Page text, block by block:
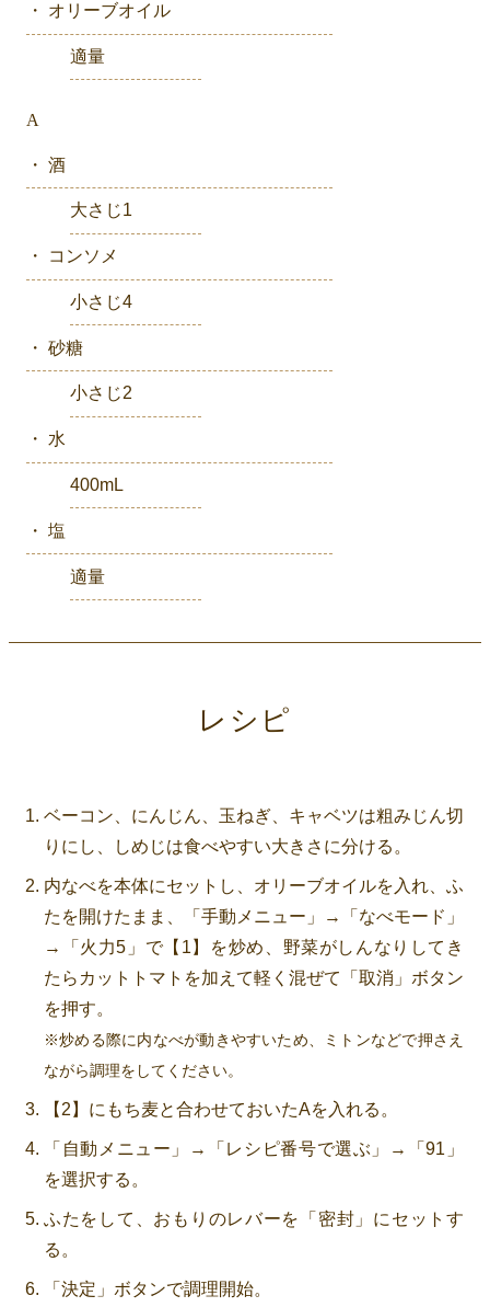
・ オリーブオイル
適量
A
・ 酒
大さじ1
・ コンソメ
小さじ4
・ 砂糖
小さじ2
・ 水
400mL
・ 塩
適量
レシピ
ベーコン、にんじん、玉ねぎ、キャベツは粗みじん切
りにし、しめじは食べやすい大きさに分ける。
内なべを本体にセットし、オリーブオイルを入れ、ふ
たを開けたまま、「手動メニュー」→「なべモード」
→「火力5」で【1】を炒め、野菜がしんなりしてき
たらカットトマトを加えて軽く混ぜて「取消」ボタン
を押す。
※炒める際に内なべが動きやすいため、ミトンなどで押さえ
ながら調理をしてください。
【2】にもち麦と合わせておいたAを入れる。
「自動メニュー」→「レシピ番号で選ぶ」→「91」
を選択する。
ふたをして、おもりのレバーを「密封」にセットす
る。
「決定」ボタンで調理開始。